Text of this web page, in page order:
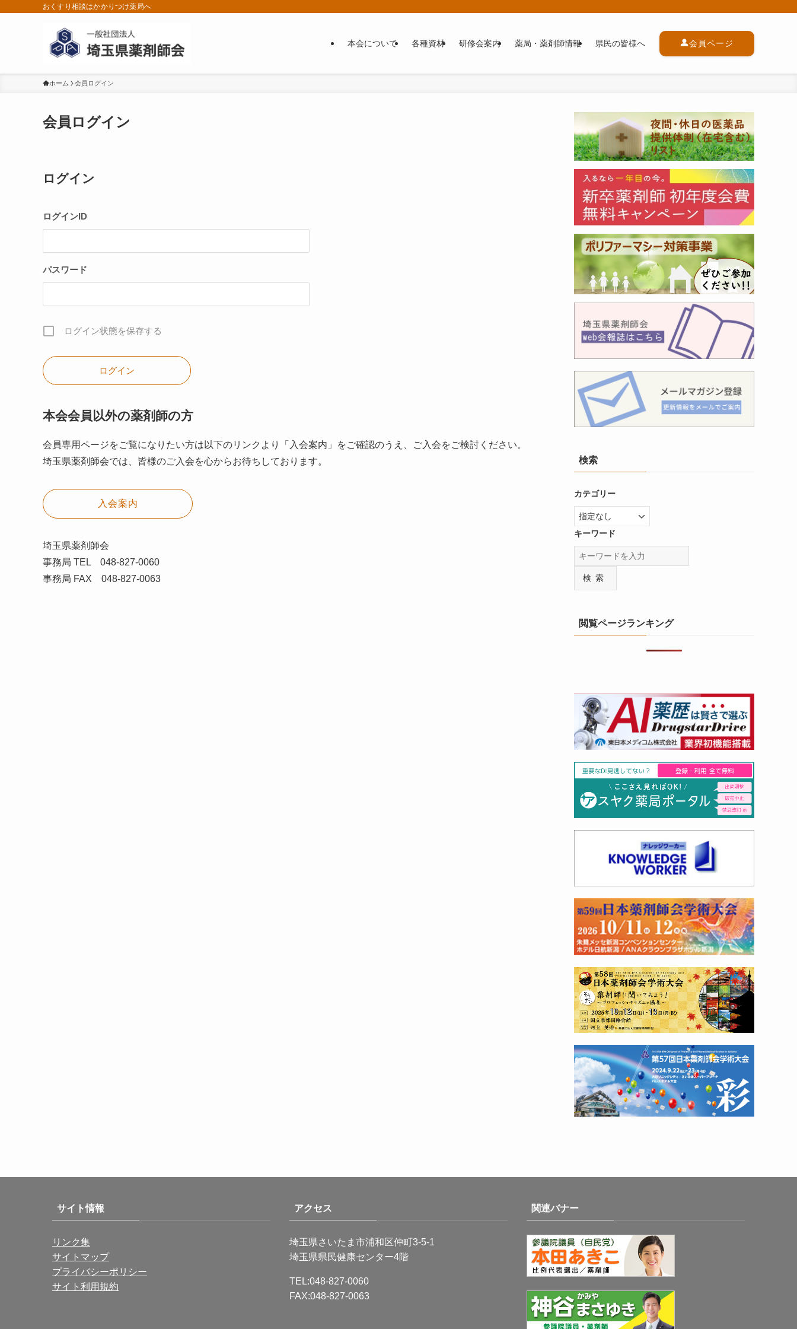
おくすり相談はかかりつけ薬局へ
本会について 各種資材 研修会案内 薬局・薬剤師情報 県民の皆様へ 会員ページ
ホーム 会員ログイン
会員ログイン
ログイン
ログインID
パスワード
ログイン状態を保存する
本会会員以外の薬剤師の方
会員専用ページをご覧になりたい方は以下のリンクより「入会案内」をご確認のうえ、ご入会をご検討ください。
埼玉県薬剤師会では、皆様のご入会を心からお待ちしております。
入会案内
埼玉県薬剤師会
事務局 TEL 048-827-0060
事務局 FAX 048-827-0063
検索
カテゴリー
キーワード
検索
閲覧ページランキング
サイト情報
リンク集
サイトマップ
プライバシーポリシー
サイト利用規約
アクセス
埼玉県さいたま市浦和区仲町3-5-1
埼玉県県民健康センター4階
TEL:048-827-0060
FAX:048-827-0063
関連バナー